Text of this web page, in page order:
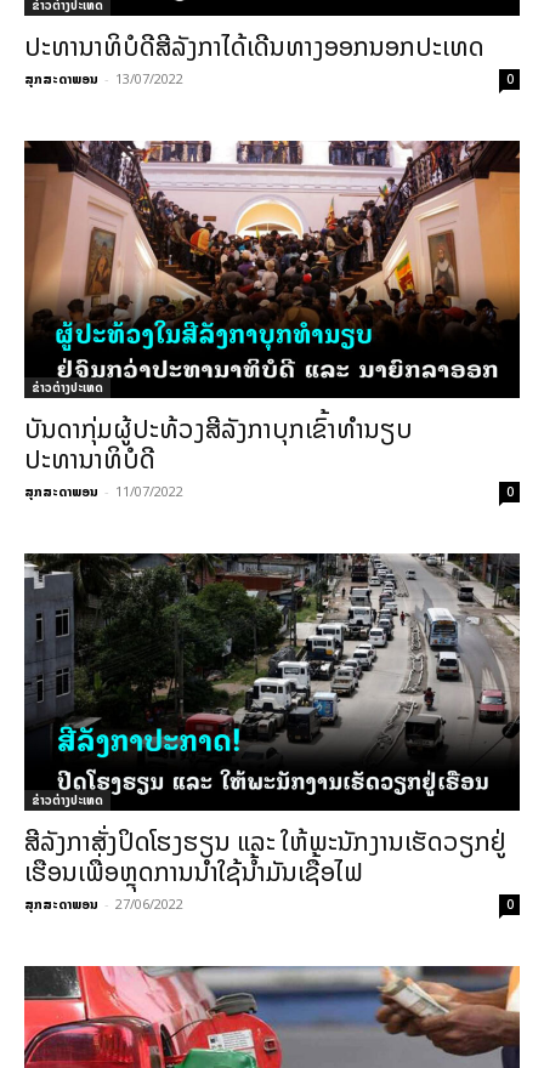
ຂ່າວຕ່າງປະເທດ
ປະທານາທິບໍດີສີລັງກາໄດ້ເດີນທາງອອກນອກປະເທດ
ສຸກສະດາພອນ - 13/07/2022 0
ຂ່າວຕ່າງປະເທດ
ບັນດາກຸ່ມຜູ້ປະທ້ວງສີລັງກາບຸກເຂົ້າທຳນຽບ
ປະທານາທິບໍດີ
ສຸກສະດາພອນ - 11/07/2022 0
ຂ່າວຕ່າງປະເທດ
ສີລັງກາສັ່ງປິດໂຮງຮຽນ ແລະ ໃຫ້ພະນັກງານເຮັດວຽກຢູ່
ເຮືອນເພື່ອຫຼຸດການນຳໃຊ້ນ້ຳມັນເຊື້ອໄຟ
ສຸກສະດາພອນ - 27/06/2022 0